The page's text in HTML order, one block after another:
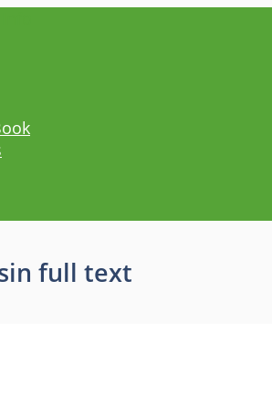
full text